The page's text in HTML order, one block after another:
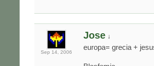
Sep 14, 2006
Jose ↓
europa= grecia +